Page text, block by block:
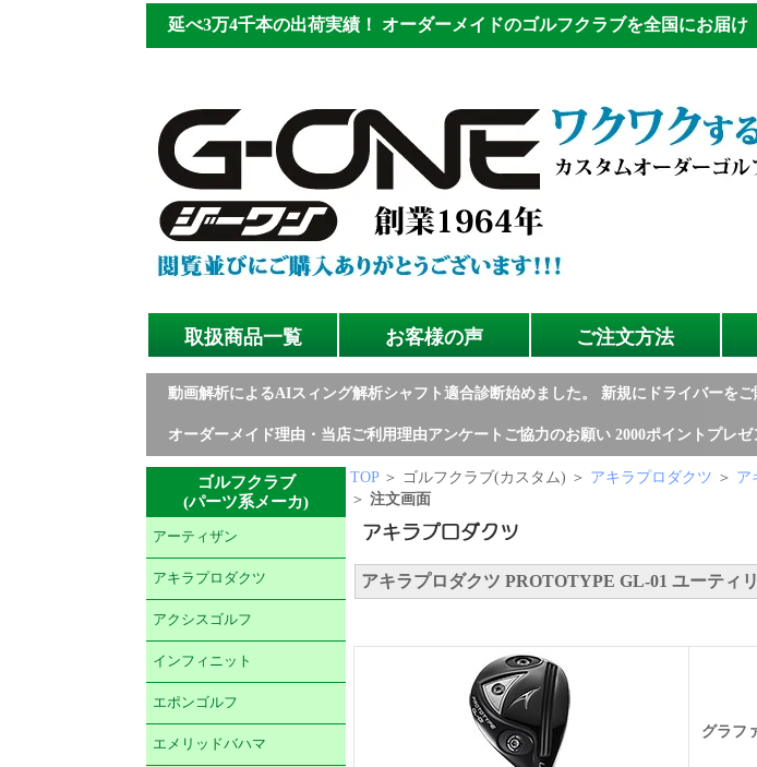
延べ3万4千本の出荷実績！ オーダーメイドのゴルフクラブを全国にお届け
取扱商品一覧 お客様の声 ご注文方法
動画解析によるAIスィング解析シャフト適合診断始めました。 新規にドライバーをご
オーダーメイド理由・当店ご利用理由アンケートご協力のお願い 2000ポイントプレゼ
ゴルフクラブ
(パーツ系メーカ)
アーティザン
アキラプロダクツ
アクシスゴルフ
インフィニット
エポンゴルフ
エメリッドバハマ
TOP ＞ ゴルフクラブ(カスタム) ＞ アキラプロダクツ ＞ ア
＞ 注文画面
アキラプロダクツ PROTOTYPE GL-01 ユーティ
グラフ